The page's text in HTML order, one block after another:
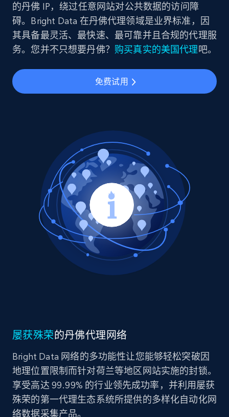
的丹佛 IP，绕过任意网站对公共数据的访问障
碍。Bright Data 在丹佛代理领域是业界标准，因
其具备最灵活、最快速、最可靠并且合规的代理服
务。您并不只想要丹佛？ 购买真实的美国代理吧。
免费试用
屡获殊荣的丹佛代理网络
Bright Data 网络的多功能性让您能够轻松突破因
地理位置限制而针对荷兰等地区网站实施的封锁。
享受高达 99.99% 的行业领先成功率，并利用屡获
殊荣的第一代理生态系统所提供的多样化自动化网
络数据采集产品。